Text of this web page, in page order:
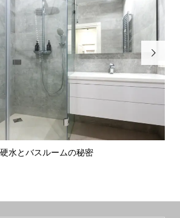
水とバスルームの秘密
